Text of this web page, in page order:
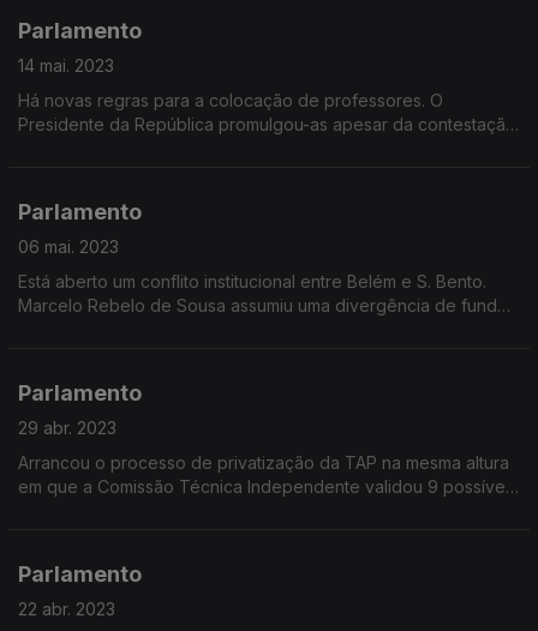
Parlamento
14 mai. 2023
Há novas regras para a colocação de professores. O
Presidente da República promulgou-as apesar da contestação
Parlamento
06 mai. 2023
Está aberto um conflito institucional entre Belém e S. Bento.
Marcelo Rebelo de Sousa assumiu uma divergência de fundo
Parlamento
29 abr. 2023
Arrancou o processo de privatização da TAP na mesma altura
em que a Comissão Técnica Independente validou 9 possíveis
Parlamento
22 abr. 2023